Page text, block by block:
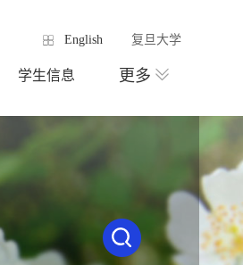
English 复旦大学
学生信息 更多